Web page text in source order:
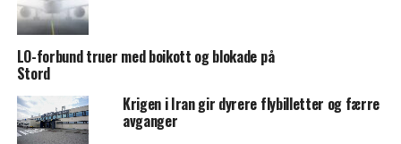
LO-forbund truer med boikott og blokade på
Stord
Krigen i Iran gir dyrere flybilletter og færre
avganger